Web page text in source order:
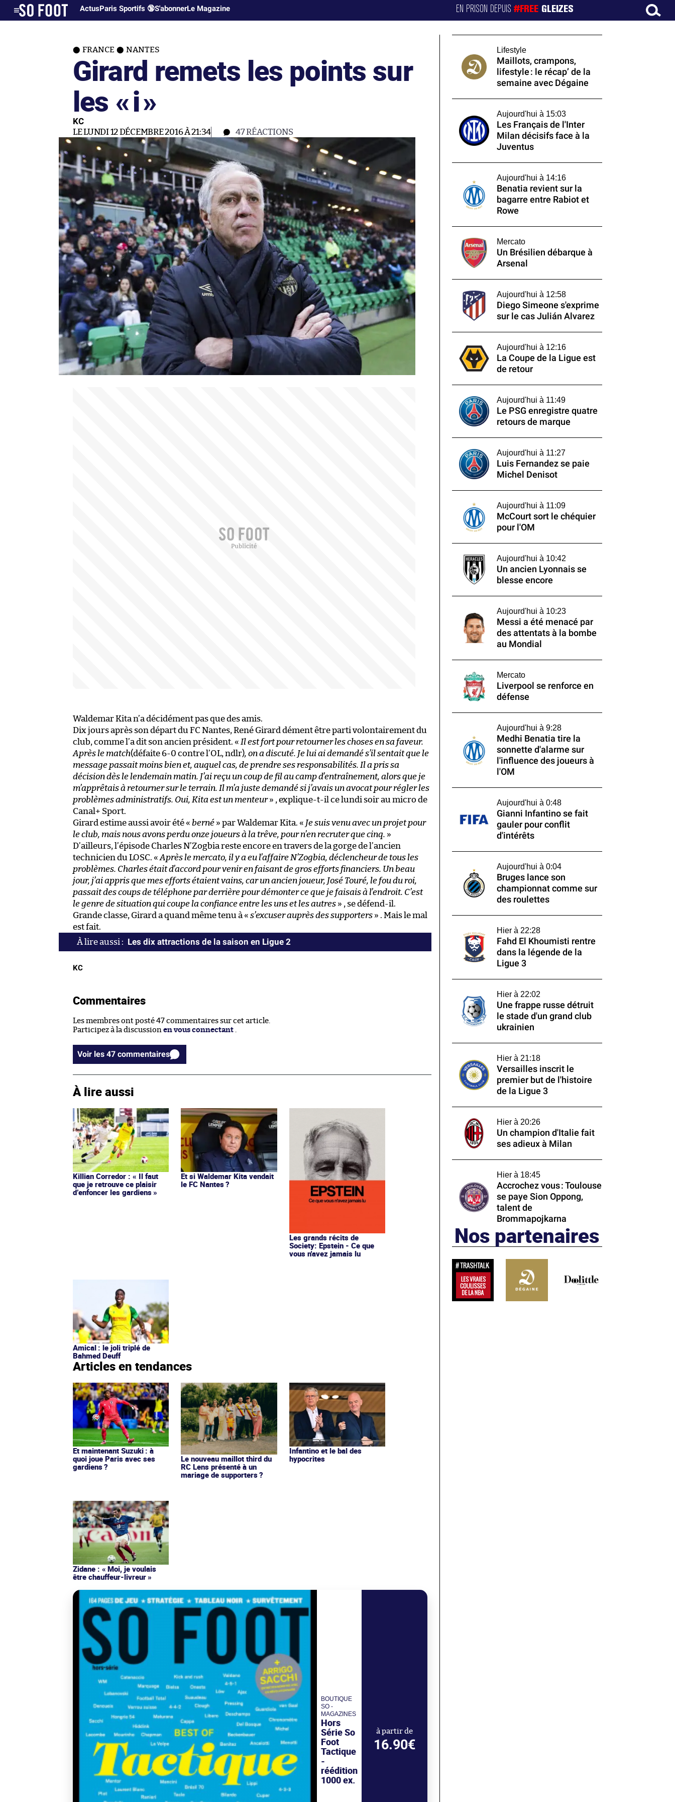
ActusParis Sportifs 🔞S'abonnerLe Magazine EN PRISON DEPUIS#FREE GLEIZES
FRANCE NANTES
Girard remets les points sur
les «i»
KC
LE LUNDI 12 DÉCEMBRE 2016 À 21:34 47RÉACTIONS
Waldemar Kita n’a décidément pas que des amis.
Dix jours après son départ du FC Nantes, René Girard dément être parti volontairement du
club, comme l’a dit son ancien président. « Il est fort pour retourner les choses en sa faveur.
Après le match(défaite 6-0 contre l’OL, ndlr), on a discuté. Je lui ai demandé s’il sentait que le
message passait moins bien et, auquel cas, de prendre ses responsabilités. Il a pris sa
décision dès le lendemain matin. J’ai reçu un coup de fil au camp d’entraînement, alors que je
m’apprêtais à retourner sur le terrain. Il m’a juste demandé si j’avais un avocat pour régler les
problèmes administratifs. Oui, Kita est un menteur» , explique-t-il ce lundi soir au micro de
Canal+ Sport.
Girard estime aussi avoir été « berné » par Waldemar Kita. « Je suis venu avec un projet pour
le club, mais nous avons perdu onze joueurs à la trêve, pour n’en recruter que cinq. »
D’ailleurs, l’épisode Charles N’Zogbia reste encore en travers de la gorge de l’ancien
technicien du LOSC. « Après le mercato, il y a eu l’affaire N’Zogbia, déclencheur de tous les
problèmes. Charles était d’accord pour venir en faisant de gros efforts financiers. Un beau
jour, j’ai appris que mes efforts étaient vains, car un ancien joueur, José Touré, le fou du roi,
passait des coups de téléphone par derrière pour démonter ce que je faisais à l’endroit. C’est
le genre de situation qui coupe la confiance entre les uns et les autres » , se défend-il.
Grande classe, Girard a quand même tenu à « s’excuser auprès des supporters » . Mais le mal
est fait.
Les dix attractions de la saison en Ligue 2
KC
Commentaires
Les membres ont posté 47 commentaires sur cet article.
Participez à la discussion en vous connectant .
Voir les 47 commentaires
À lire aussi
Killian Corredor : « Il faut
que je retrouve ce plaisir
d’enfoncer les gardiens »
Et si Waldemar Kita vendait
le FC Nantes ?
Les grands récits de
Society: Epstein - Ce que
vous n'avez jamais lu
Amical : le joli triplé de
Bahmed Deuff
Articles en tendances
Et maintenant Suzuki : à
quoi joue Paris avec ses
gardiens ?
Le nouveau maillot third du
RC Lens présenté à un
mariage de supporters ?
Infantino et le bal des
hypocrites
Zidane : « Moi, je voulais
être chauffeur-livreur »
BOUTIQUE
SO -
MAGAZINES
Hors
Série So
Foot
Tactique
-
réédition
1000 ex.
à partir de
16.90€
Lifestyle
Maillots, crampons,
lifestyle : le récap’ de la
semaine avec Dégaine
Aujourd'hui à 15:03
Les Français de l'Inter
Milan décisifs face à la
Juventus
Aujourd'hui à 14:16
Benatia revient sur la
bagarre entre Rabiot et
Rowe
Mercato
Un Brésilien débarque à
Arsenal
Aujourd'hui à 12:58
Diego Simeone s'exprime
sur le cas Julián Alvarez
Aujourd'hui à 12:16
La Coupe de la Ligue est
de retour
Aujourd'hui à 11:49
Le PSG enregistre quatre
retours de marque
Aujourd'hui à 11:27
Luis Fernandez se paie
Michel Denisot
Aujourd'hui à 11:09
McCourt sort le chéquier
pour l'OM
Aujourd'hui à 10:42
Un ancien Lyonnais se
blesse encore
Aujourd'hui à 10:23
Messi a été menacé par
des attentats à la bombe
au Mondial
Mercato
Liverpool se renforce en
défense
Aujourd'hui à 9:28
Medhi Benatia tire la
sonnette d'alarme sur
l'influence des joueurs à
l'OM
Aujourd'hui à 0:48
Gianni Infantino se fait
gauler pour conflit
d'intérêts
Aujourd'hui à 0:04
Bruges lance son
championnat comme sur
des roulettes
Hier à 22:28
Fahd El Khoumisti rentre
dans la légende de la
Ligue 3
Hier à 22:02
Une frappe russe détruit
le stade d'un grand club
ukrainien
Hier à 21:18
Versailles inscrit le
premier but de l'histoire
de la Ligue 3
Hier à 20:26
Un champion d'Italie fait
ses adieux à Milan
Hier à 18:45
Accrochez vous : Toulouse
se paye Sion Oppong,
talent de
Brommapojkarna
Nos partenaires